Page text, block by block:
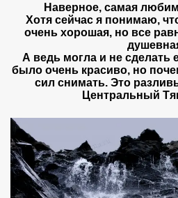
Наверное, самая
Хотя сейчас я понимаю,
очень хорошая, но все
А ведь могла и не сделать
было очень красиво, но
сил снимать. Это
Центральный